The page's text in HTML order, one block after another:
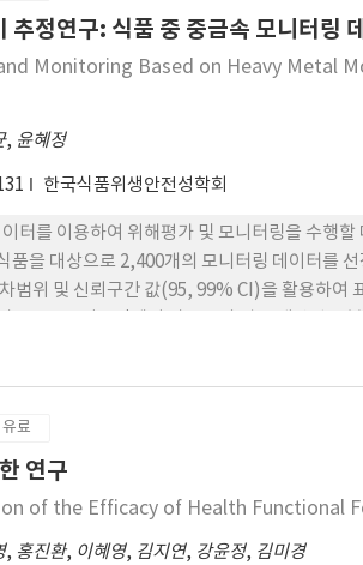
정연구: 식품 중 중금속 모니터링
Monitoring Based on Heavy Metal
, 윤혜정
한국식품위생안전성학회
터를 이용하여 위해평가 및 모니터링을 수행
을 대상으로 2,400개의 모니터링 데이터를
범위 및 신뢰구간 값(95, 99% CI)을 활용하여
최소 11개에서 최대 238개로 각각 추정되었다.
료
연구
of the Efficacy of Health Functional
, 홍진환, 이혜영, 김지연, 강윤정, 김미경